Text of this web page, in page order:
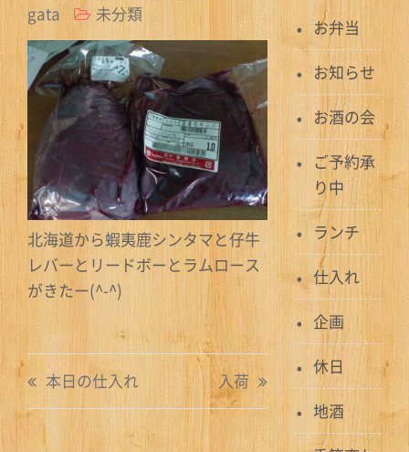
gata
未分類
北海道から蝦夷鹿シンタマと仔牛
レバーとリードボーとラムロース
がきたー(^-^)
投
稿
ナ
本日の仕入れ 入荷
お弁当
お知らせ
お酒の会
ご予約承
り中
ランチ
仕入れ
企画
休日
地酒